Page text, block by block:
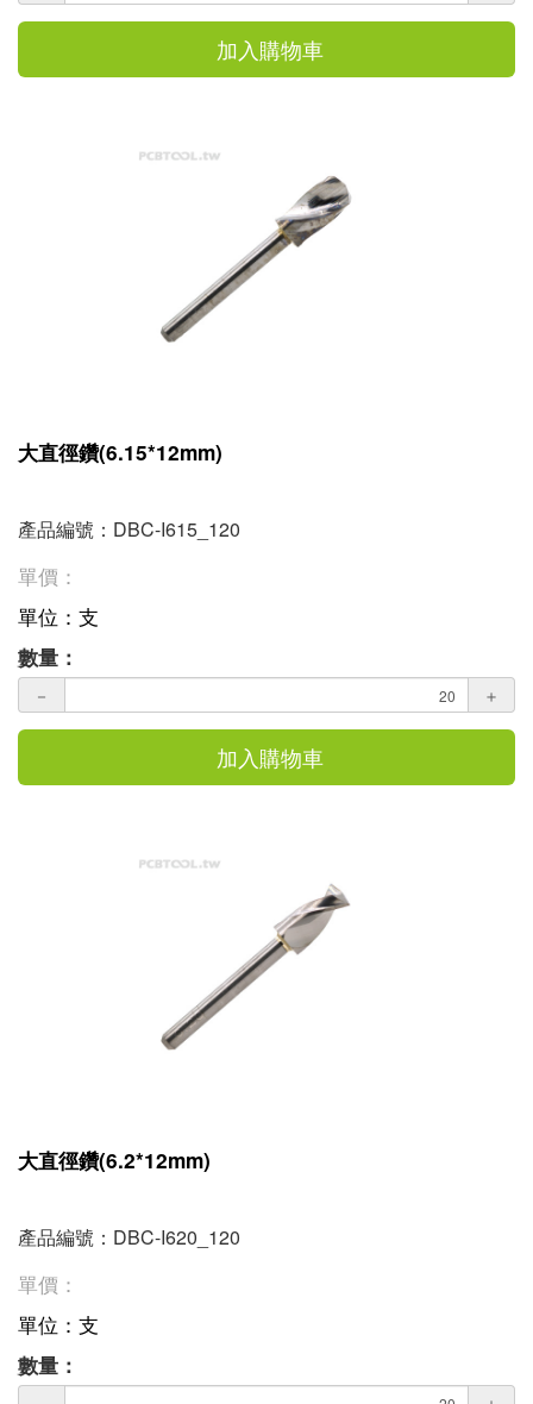
加入購物車
大直徑鑽(6.15*12mm)
產品編號：DBC-I615_120
單價：
單位：支
數量：
－ ＋
加入購物車
大直徑鑽(6.2*12mm)
產品編號：DBC-I620_120
單價：
單位：支
數量：